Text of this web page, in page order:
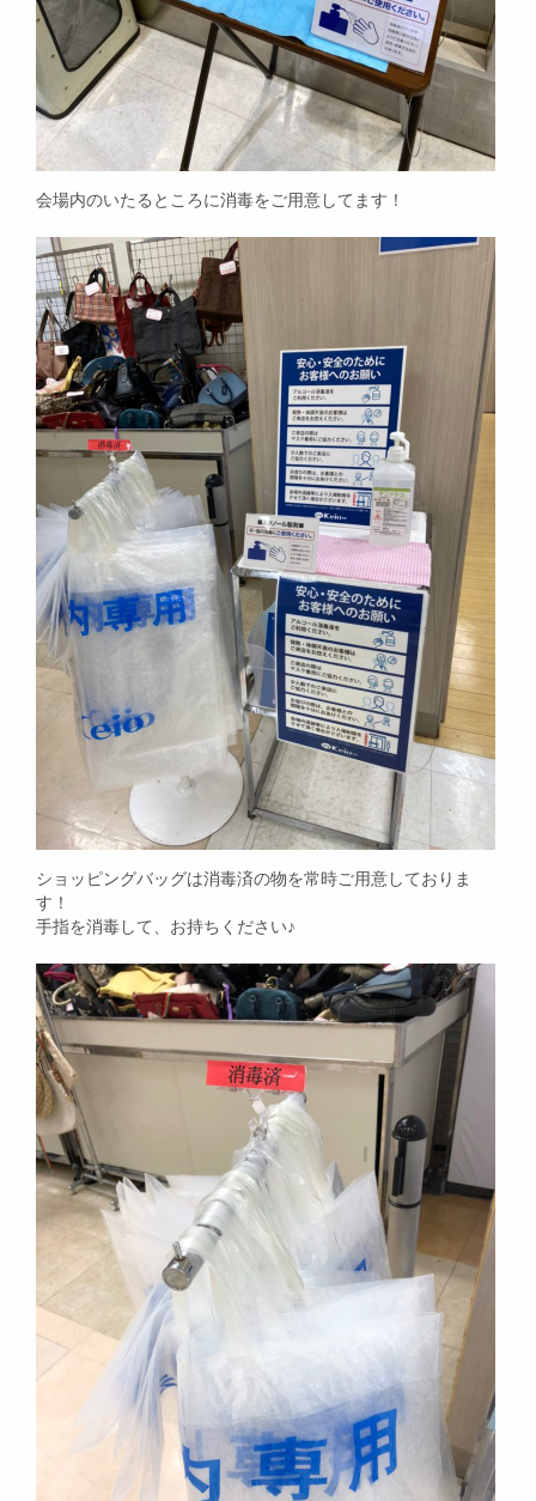
会場内のいたるところに消毒をご用意してます！
ショッピングバッグは消毒済の物を常時ご用意しておりま
す！
手指を消毒して、お持ちください♪